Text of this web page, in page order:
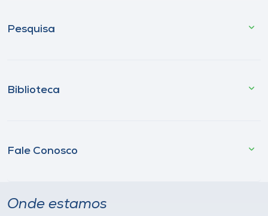
Pesquisa
Biblioteca
Fale Conosco
Onde estamos